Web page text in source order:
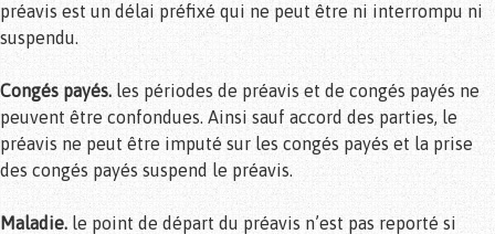
préavis est un délai préfixé qui ne peut être ni interrompu ni
suspendu.
Congés payés. les périodes de préavis et de congés payés ne
peuvent être confondues. Ainsi sauf accord des parties, le
préavis ne peut être imputé sur les congés payés et la prise
des congés payés suspend le préavis.
Maladie. le point de départ du préavis n’est pas reporté si